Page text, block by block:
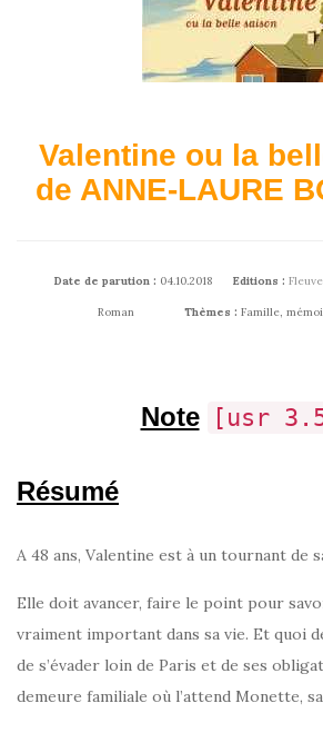
Valentine ou la
de ANNE-LAURE
Date de parution : 04.10.2018 Editions :
Roman Thèmes : Famille,
Note [usr
Résumé
A 48 ans, Valentine est à un tournant de
Elle doit avancer, faire le point pour
vraiment important dans sa vie. Et quoi
de s’évader loin de Paris et de ses
demeure familiale où l’attend Monette,